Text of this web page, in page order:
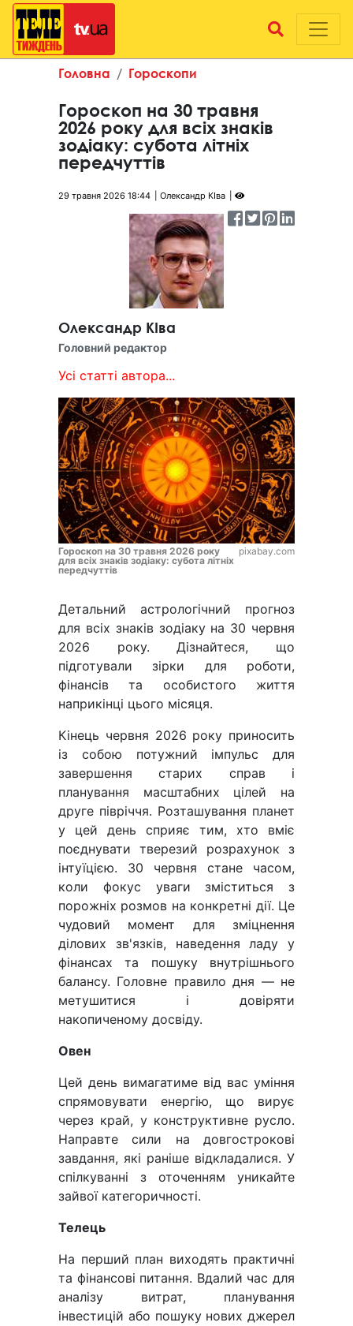
Головна Гороскопи
Гороскоп на 30 травня
2026 року для всіх знаків
зодіаку: субота літніх
передчуттів
29 травня 2026 18:44 Олександр КІва
Олександр КІва
Головний редактор
Усі статті автора...
Гороскоп на 30 травня 2026 року
для всіх знаків зодіаку: субота літніх
передчуттів
pixabay.com
Детальний астрологічний прогноз
для всіх знаків зодіаку на 30 червня
2026 року. Дізнайтеся, що
підготували зірки для роботи,
фінансів та особистого життя
наприкінці цього місяця.
Кінець червня 2026 року приносить
із собою потужний імпульс для
завершення старих справ і
планування масштабних цілей на
друге півріччя. Розташування планет
у цей день сприяє тим, хто вміє
поєднувати тверезий розрахунок з
інтуїцією. 30 червня стане часом,
коли фокус уваги зміститься з
порожніх розмов на конкретні дії. Це
чудовий момент для зміцнення
ділових зв'язків, наведення ладу у
фінансах та пошуку внутрішнього
балансу. Головне правило дня — не
метушитися і довіряти
накопиченому досвіду.
Овен
Цей день вимагатиме від вас уміння
спрямовувати енергію, що вирує
через край, у конструктивне русло.
Направте сили на довгострокові
завдання, які раніше відкладалися. У
спілкуванні з оточенням уникайте
зайвої категоричності.
Телець
На перший план виходять практичні
та фінансові питання. Вдалий час для
аналізу витрат, планування
інвестицій або пошуку нових джерел